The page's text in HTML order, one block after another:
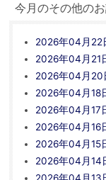
今月のその他の
2026年04月22
2026年04月21
2026年04月20
2026年04月18
2026年04月17
2026年04月16
2026年04月15
2026年04月14